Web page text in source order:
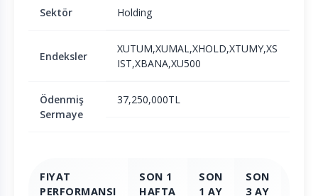
Sektör Holding
Endeksler
XUTUM,XUMAL,XHOLD,XTUMY,XS
IST,XBANA,XU500
Ödenmiş
Sermaye
37,250,000TL
FIYAT
PERFORMANSI
SON 1
HAFTA
SON
1 AY
SON
3 AY